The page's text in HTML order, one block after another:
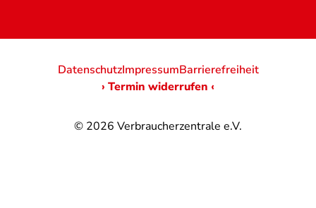
© 2026 Verbraucherzentrale e.V.
DatenschutzImpressumBarrierefreiheit
› Termin widerrufen ‹